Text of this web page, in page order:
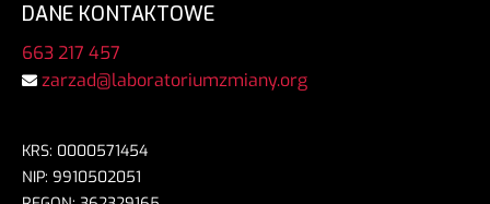
DANE KONTAKTOWE
663 217 457
zarzad@laboratoriumzmiany.org
KRS: 0000571454
NIP: 9910502051